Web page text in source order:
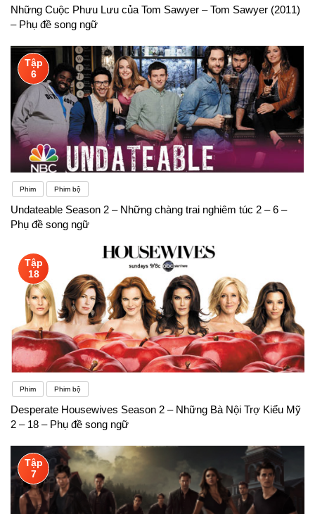
Những Cuộc Phưu Lưu của Tom Sawyer – Tom Sawyer (2011)
– Phụ đề song ngữ
Tập
6
Phim Phim bộ
Undateable Season 2 – Những chàng trai nghiêm túc 2 – 6 –
Phụ đề song ngữ
Tập
18
Phim Phim bộ
Desperate Housewives Season 2 – Những Bà Nội Trợ Kiểu Mỹ
2 – 18 – Phụ đề song ngữ
Tập
7